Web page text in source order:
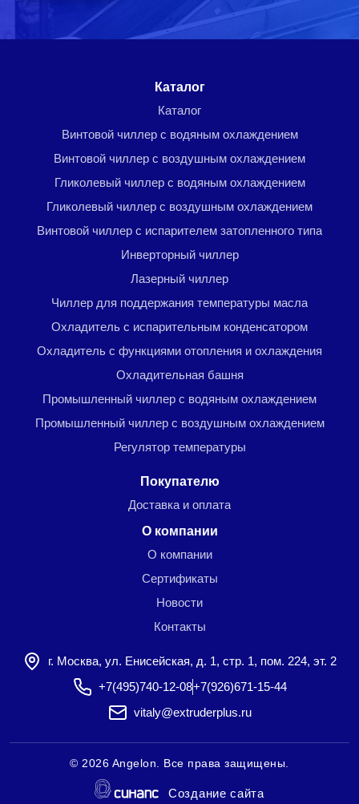
Каталог
Каталог
Винтовой чиллер с водяным охлаждением
Винтовой чиллер с воздушным охлаждением
Гликолевый чиллер с водяным охлаждением
Гликолевый чиллер с воздушным охлаждением
Винтовой чиллер с испарителем затопленного типа
Инверторный чиллер
Лазерный чиллер
Чиллер для поддержания температуры масла
Охладитель с испарительным конденсатором
Охладитель с функциями отопления и охлаждения
Охладительная башня
Промышленный чиллер с водяным охлаждением
Промышленный чиллер с воздушным охлаждением
Регулятор температуры
Покупателю
Доставка и оплата
О компании
О компании
Сертификаты
Новости
Контакты
г. Москва, ул. Енисейская, д. 1, стр. 1, пом. 224, эт. 2
+7(495)740-12-08+7(926)671-15-44
vitaly@extruderplus.ru
© 2026 Angelon. Все права защищены.
Создание сайта